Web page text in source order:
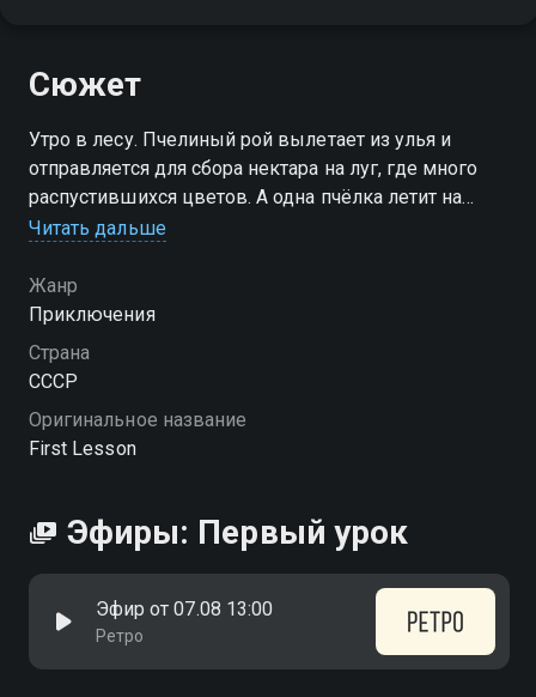
Сюжет
Утро в лесу. Пчелиный рой вылетает из улья и
отправляется для сбора нектара на луг, где много
распустившихся цветов. А одна пчёлка летит на
лесную поляну. Медведь-учитель рассказывает
Читать дальше
Жанр
Приключения
Страна
СССР
Оригинальное название
First Lesson
Эфиры: Первый урок
Эфир от 07.08 13:00
Ретро